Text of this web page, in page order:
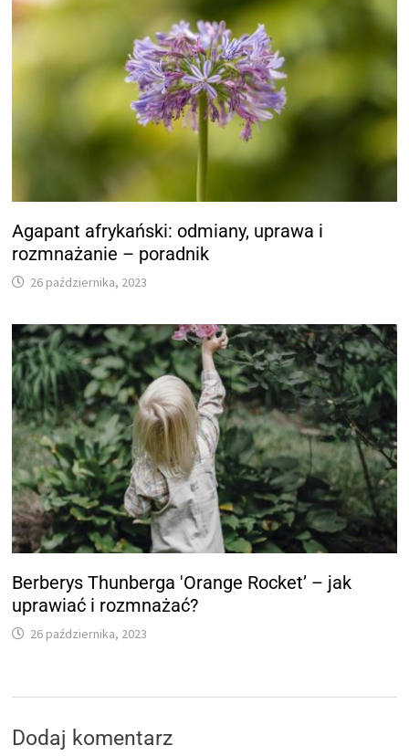
Agapant afrykański: odmiany, uprawa i
rozmnażanie – poradnik
26 października, 2023
Berberys Thunberga 'Orange Rocket’ – jak
uprawiać i rozmnażać?
26 października, 2023
Dodaj komentarz